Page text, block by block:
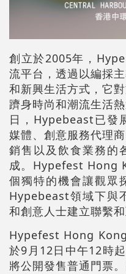
創立於2005年，
流平台，透過以編採
和新興生活方式，它
躋身時尚和潮流生活
日，Hypebeast已發
媒體、創意服務代理
銷售以及飲食業務的
成。Hypefest Hong
個獨特的機會讓觀眾
Hypebeast領域下與
和創意人士建立聯繫和
Hypefest Hong
於9月12日中午12時
將公開發售普通門票